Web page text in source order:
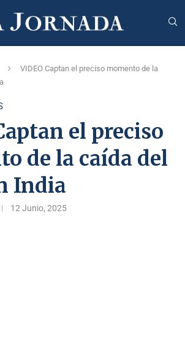
VIDEO Captan el preciso momento de la
el preciso
de la caída del
India
12 Junio, 2025